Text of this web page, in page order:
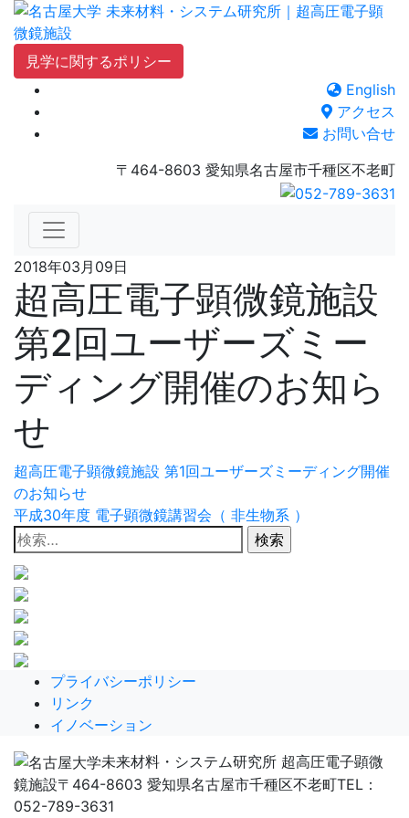
Skip
content見学に関するポリシー
English
アクセス
お問い合せ
〒464-8603 愛知県名古屋市千種区不老町
2018年03月09日
超高圧電子顕微鏡施設
第2回ユーザーズミー
ディング開催のお知ら
せ
投
稿
ナ
ビ
ゲ
ー
シ
ョ
ン
超高圧電子顕微鏡施設 第1回ユーザーズミーディング開催
のお知らせ
平成30年度 電子顕微鏡講習会（ 非生物系 ）
検
索:
プライバシーポリシー
リンク
イノベーション
未来材料・システム研究所 超高圧電子顕微
鏡施設〒464-8603 愛知県名古屋市千種区不老町TEL：
052-789-3631